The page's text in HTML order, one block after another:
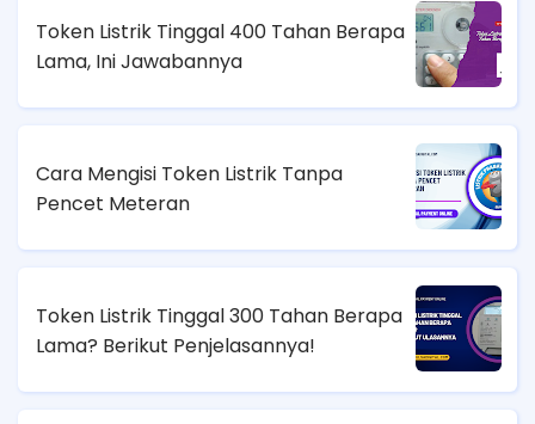
Token Listrik Tinggal 400 Tahan Berapa
Lama, Ini Jawabannya
Cara Mengisi Token Listrik Tanpa
Pencet Meteran
Token Listrik Tinggal 300 Tahan Berapa
Lama? Berikut Penjelasannya!